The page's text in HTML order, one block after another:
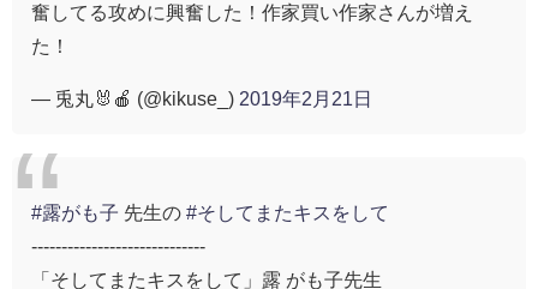
奮してる攻めに興奮した！作家買い作家さんが増え
た！
— 兎丸🐰🍎 (@kikuse_) 2019年2月21日
#露がも子 先生の #そしてまたキスをして
-----------------------------
「そしてまたキスをして」露 がも子先生